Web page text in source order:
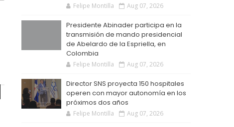
Felipe Montilla Aug 07, 2026
Presidente Abinader participa en la
transmisión de mando presidencial
de Abelardo de la Espriella, en
Colombia
Felipe Montilla Aug 07, 2026
Director SNS proyecta 150 hospitales
operen con mayor autonomía en los
próximos dos años
Felipe Montilla Aug 07, 2026